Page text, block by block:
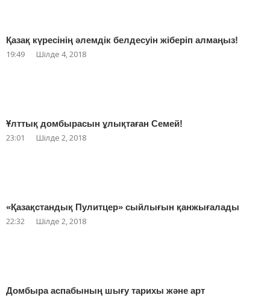
Қазақ күресінің әлемдік белдесуін жіберіп алмаңыз!
19:49 Шілде 4, 2018
Ұлттық домбырасын ұлықтаған Семей!
23:01 Шілде 2, 2018
«Қазақстандық Пулитцер» сыйлығын қанжығалады
22:32 Шілде 2, 2018
Домбыра аспабының шығу тарихы және арт